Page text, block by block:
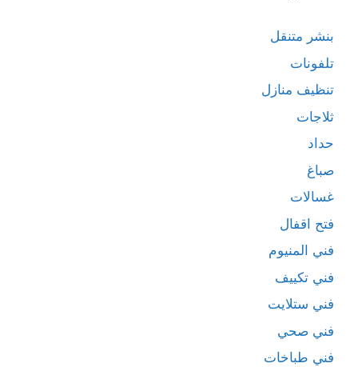
بنشر متنقل
تلفونات
تنظيف منازل
ثلاجات
حداد
صباغ
غسالات
فتح اقفال
فني المنيوم
فني تكييف
فني ستلايت
فني صحي
فني طباخات